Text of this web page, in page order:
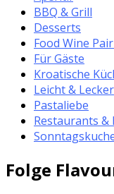
BBQ & Grill
Desserts
Food Wine
Für Gäste
Kroatische
Leicht & Lecker
Pastaliebe
Restaurants &
Folge